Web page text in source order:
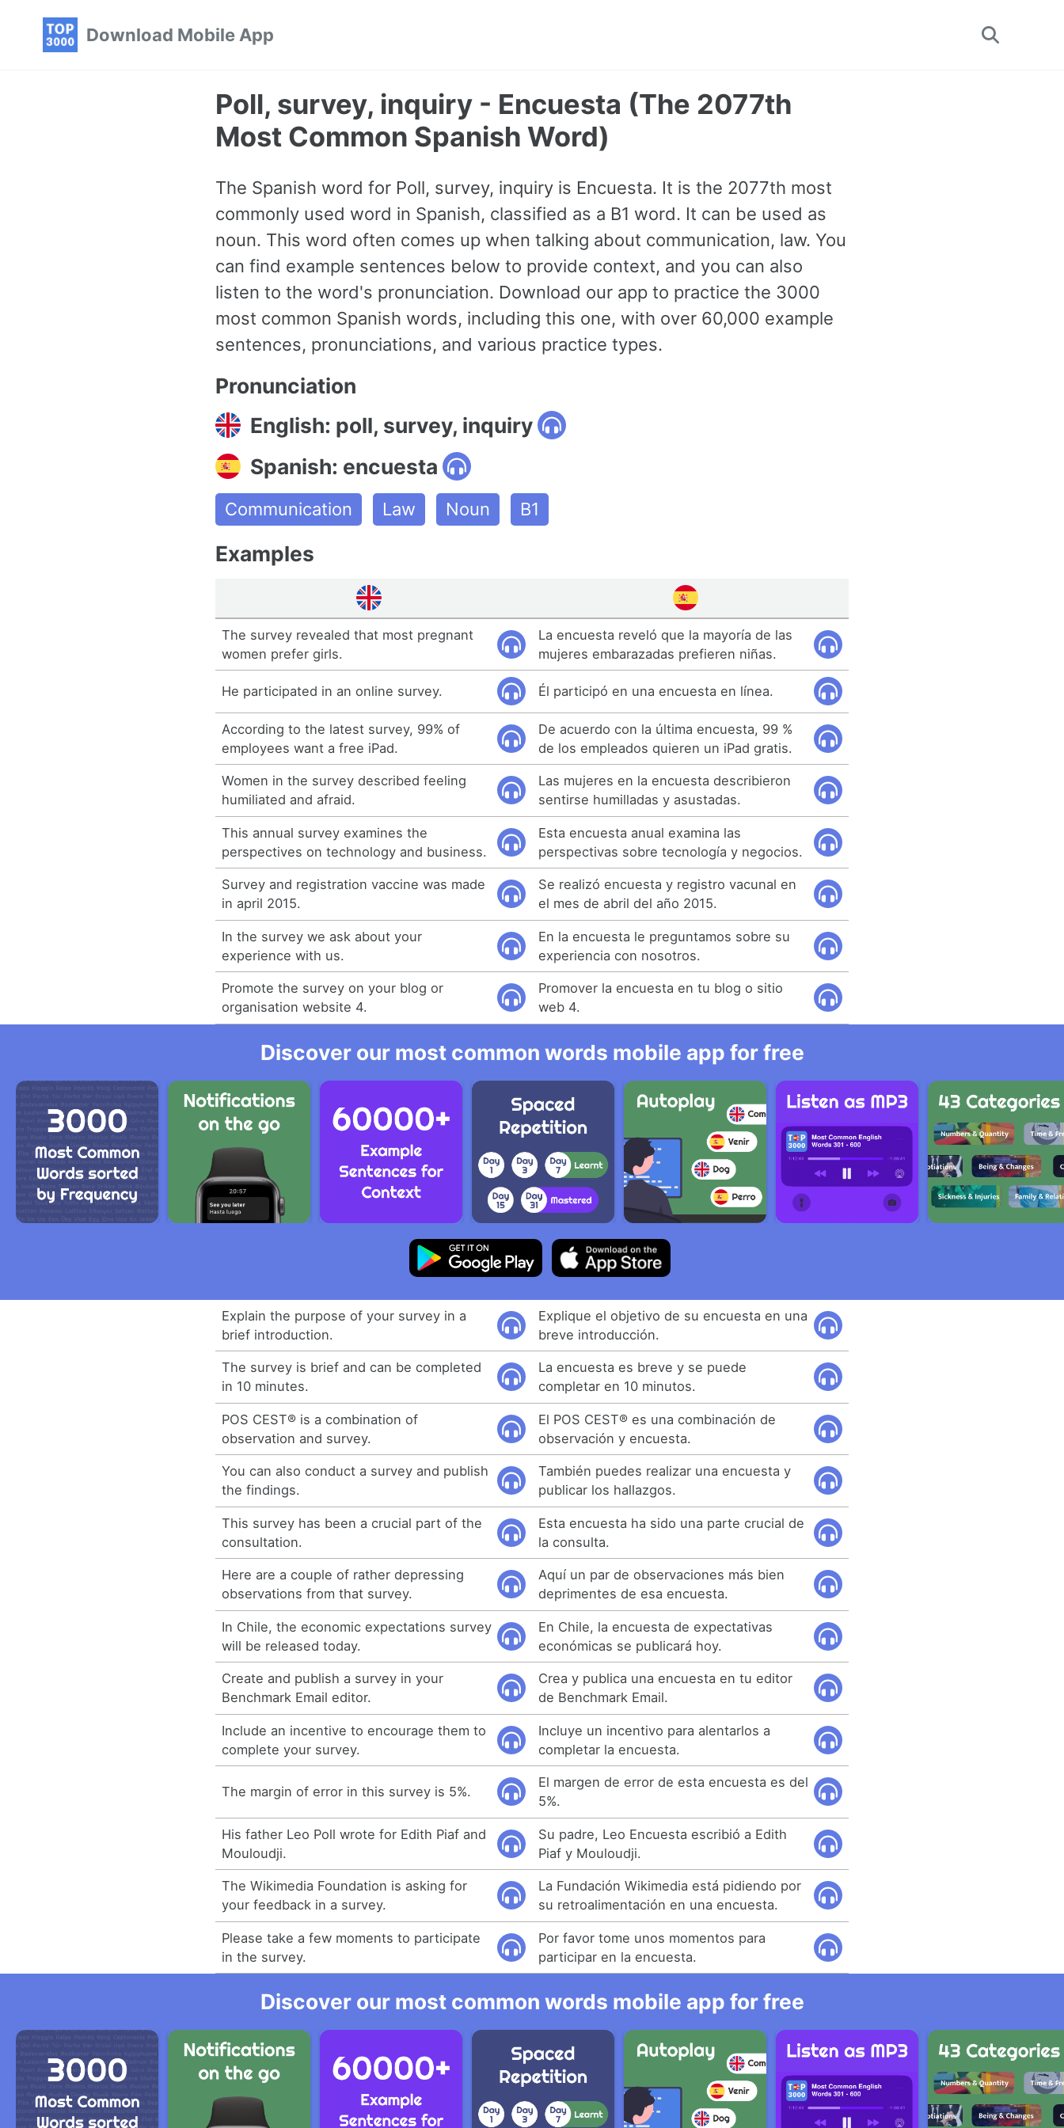
Download Mobile App
Toggle
Poll, survey, inquiry - Encuesta (The 2077th
Most Common Spanish Word)
The Spanish word for Poll, survey, inquiry is Encuesta. It is the 2077th most
commonly used word in Spanish, classified as a B1 word. It can be used as
noun. This word often comes up when talking about communication, law. You
can find example sentences below to provide context, and you can also
listen to the word's pronunciation. Download our app to practice the 3000
most common Spanish words, including this one, with over 60,000 example
sentences, pronunciations, and various practice types.
Pronunciation
English: poll, survey, inquiry
Spanish: encuesta
Communication Law Noun B1
Examples
The survey revealed that most pregnant
women prefer girls.
La encuesta reveló que la mayoría de las
mujeres embarazadas prefieren niñas.
He participated in an online survey. Él participó en una encuesta en línea.
According to the latest survey, 99% of
employees want a free iPad.
De acuerdo con la última encuesta, 99 %
de los empleados quieren un iPad gratis.
Women in the survey described feeling
humiliated and afraid.
Las mujeres en la encuesta describieron
sentirse humilladas y asustadas.
This annual survey examines the
perspectives on technology and business.
Esta encuesta anual examina las
perspectivas sobre tecnología y negocios.
Survey and registration vaccine was made
in april 2015.
Se realizó encuesta y registro vacunal en
el mes de abril del año 2015.
In the survey we ask about your
experience with us.
En la encuesta le preguntamos sobre su
experiencia con nosotros.
Promote the survey on your blog or
organisation website 4.
Promover la encuesta en tu blog o sitio
web 4.
Discover our most common words mobile app for free
Explain the purpose of your survey in a
brief introduction.
Explique el objetivo de su encuesta en una
breve introducción.
The survey is brief and can be completed
in 10 minutes.
La encuesta es breve y se puede
completar en 10 minutos.
POS CEST® is a combination of
observation and survey.
El POS CEST® es una combinación de
observación y encuesta.
You can also conduct a survey and publish
the findings.
También puedes realizar una encuesta y
publicar los hallazgos.
This survey has been a crucial part of the
consultation.
Esta encuesta ha sido una parte crucial de
la consulta.
Here are a couple of rather depressing
observations from that survey.
Aquí un par de observaciones más bien
deprimentes de esa encuesta.
In Chile, the economic expectations survey
will be released today.
En Chile, la encuesta de expectativas
económicas se publicará hoy.
Create and publish a survey in your
Benchmark Email editor.
Crea y publica una encuesta en tu editor
de Benchmark Email.
Include an incentive to encourage them to
complete your survey.
Incluye un incentivo para alentarlos a
completar la encuesta.
The margin of error in this survey is 5%.
El margen de error de esta encuesta es del
5%.
His father Leo Poll wrote for Edith Piaf and
Mouloudji.
Su padre, Leo Encuesta escribió a Edith
Piaf y Mouloudji.
The Wikimedia Foundation is asking for
your feedback in a survey.
La Fundación Wikimedia está pidiendo por
su retroalimentación en una encuesta.
Please take a few moments to participate
in the survey.
Por favor tome unos momentos para
participar en la encuesta.
Discover our most common words mobile app for free